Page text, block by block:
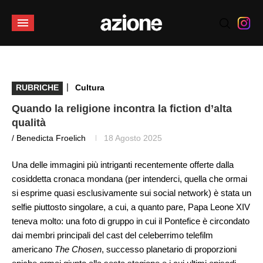
RUBRICHE | Cultura
Quando la religione incontra la fiction d’alta
qualità
/ Benedicta Froelich 18 Agosto 2025
Una delle immagini più intriganti recentemente offerte dalla
cosiddetta cronaca mondana (per intenderci, quella che ormai
si esprime quasi esclusivamente sui social network) è stata un
selfie piuttosto singolare, a cui, a quanto pare, Papa Leone XIV
teneva molto: una foto di gruppo in cui il Pontefice è circondato
dai membri principali del cast del celeberrimo telefilm
americano The Chosen, successo planetario di proporzioni